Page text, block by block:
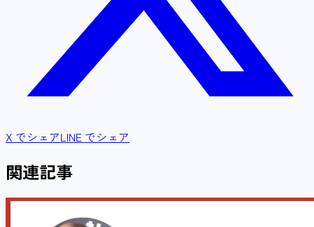
X でシェアLINE でシェア
関連記事